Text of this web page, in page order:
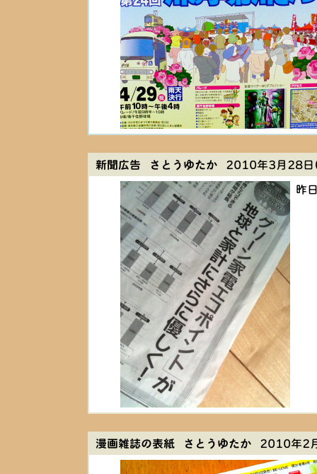
新聞広告 さとうゆたか2010年3月28日
昨
漫画雑誌の表紙 さとうゆたか2010年2